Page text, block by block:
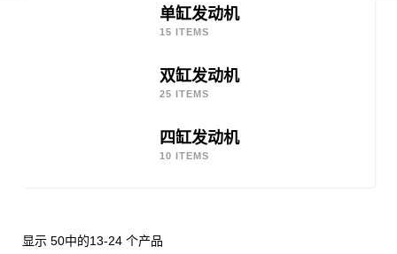
单缸发动机
15 ITEMS
双缸发动机
25 ITEMS
四缸发动机
10 ITEMS
显示 50中的13-24 个产品